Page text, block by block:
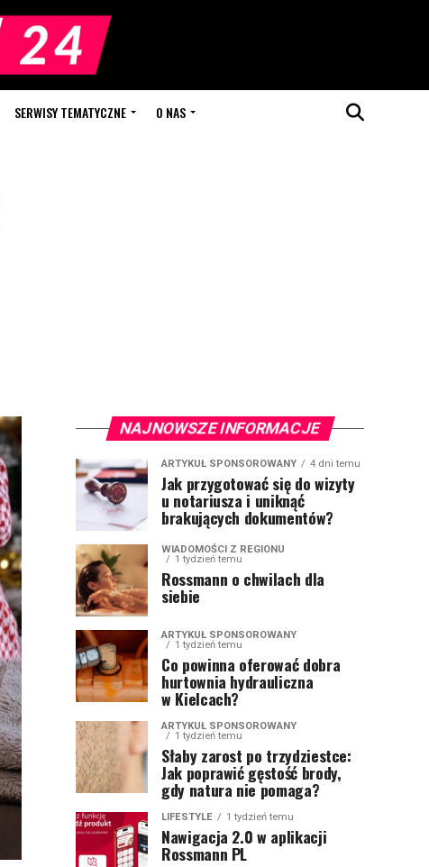
SERWISY TEMATYCZNE O NAS
NAJNOWSZE INFORMACJE
ARTYKUŁ SPONSOROWANY 4 dni temu
Jak przygotować się do wizyty
u notariusza i uniknąć
brakujących dokumentów?
WIADOMOŚCI Z REGIONU
1 tydzień temu
Rossmann o chwilach dla
siebie
ARTYKUŁ SPONSOROWANY
1 tydzień temu
Co powinna oferować dobra
hurtownia hydrauliczna
w Kielcach?
ARTYKUŁ SPONSOROWANY
1 tydzień temu
Słaby zarost po trzydziestce:
Jak poprawić gęstość brody,
gdy natura nie pomaga?
LIFESTYLE 1 tydzień temu
Nawigacja 2.0 w aplikacji
Rossmann PL